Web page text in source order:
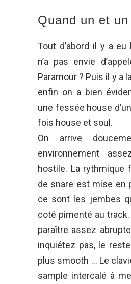
Quand un et
Tout d’abord il y a eu
n’a pas envie
Paramour ? Puis il y a
enfin on a bien
une fessée house
fois house et soul.
On arrive
environnement
hostile. La rythmique
de snare est mise en
ce sont les jembes
coté pimenté au
paraître assez
inquiétez pas, le
plus smooth … Le
sample intercalé à